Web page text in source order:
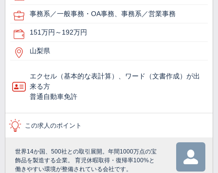
事務系／一般事務・OA事務、事務系／営業事務
151万円～192万円
山梨県
エクセル（基本的な表計算）、ワード（文書作成）が出
来る方
普通自動車免許
この求人のポイント
世界14か国、500社との取引展開。年間1000万点の宝
飾品を製造する企業。 育児休暇取得・復帰率100%と
働きやすい環境が整備されている会社です。